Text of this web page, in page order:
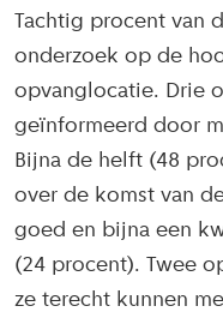
Tachtig procent van
onderzoek op de
opvanglocatie. Drie
geïnformeerd door
Bijna de helft (48
over de komst van
goed en bijna een
(24 procent). Twee
ze terecht kunnen